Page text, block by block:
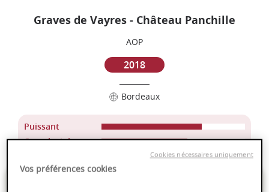
Graves de Vayres - Château Panchille
AOP
2018
Bordeaux
Puissant
Complexité
Vos préférences cookies
Cookies nécessaires uniquement